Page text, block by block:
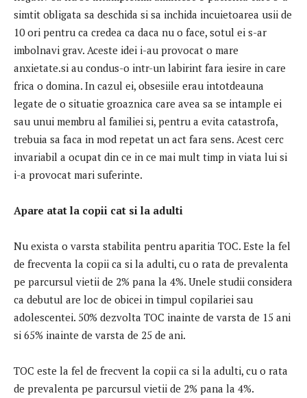
simtit obligata sa deschida si sa inchida incuietoarea usii de
10 ori pentru ca credea ca daca nu o face, sotul ei s-ar
imbolnavi grav. Aceste idei i-au provocat o mare
anxietate.si au condus-o intr-un labirint fara iesire in care
frica o domina. In cazul ei, obsesiile erau intotdeauna
legate de o situatie groaznica care avea sa se intample ei
sau unui membru al familiei si, pentru a evita catastrofa,
trebuia sa faca in mod repetat un act fara sens. Acest cerc
invariabil a ocupat din ce in ce mai mult timp in viata lui si
i-a provocat mari suferinte.
Apare atat la copii cat si la adulti
Nu exista o varsta stabilita pentru aparitia TOC. Este la fel
de frecventa la copii ca si la adulti, cu o rata de prevalenta
pe parcursul vietii de 2% pana la 4%. Unele studii considera
ca debutul are loc de obicei in timpul copilariei sau
adolescentei. 50% dezvolta TOC inainte de varsta de 15 ani
si 65% inainte de varsta de 25 de ani.
TOC este la fel de frecvent la copii ca si la adulti, cu o rata
de prevalenta pe parcursul vietii de 2% pana la 4%.